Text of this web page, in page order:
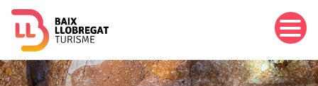
Imagen